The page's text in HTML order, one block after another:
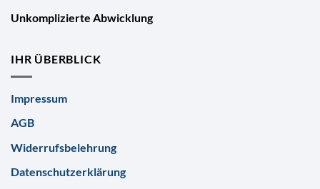
Unkomplizierte Abwicklung
IHR ÜBERBLICK
Impressum
AGB
Widerrufsbelehrung
Datenschutzerklärung